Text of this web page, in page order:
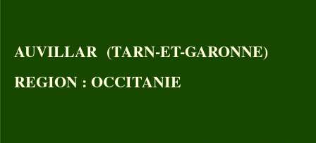
AUVILLAR (TARN-ET-GARONNE)
REGION : OCCITANIE